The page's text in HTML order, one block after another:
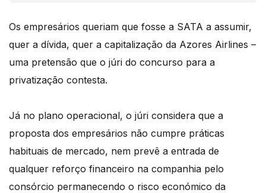
Os empresários queriam que fosse a SATA a assumir,
quer a dívida, quer a capitalização da Azores Airlines –
uma pretensão que o júri do concurso para a
privatização contesta.
Já no plano operacional, o júri considera que a
proposta dos empresários não cumpre práticas
habituais de mercado, nem prevê a entrada de
qualquer reforço financeiro na companhia pelo
consórcio permanecendo o risco económico da